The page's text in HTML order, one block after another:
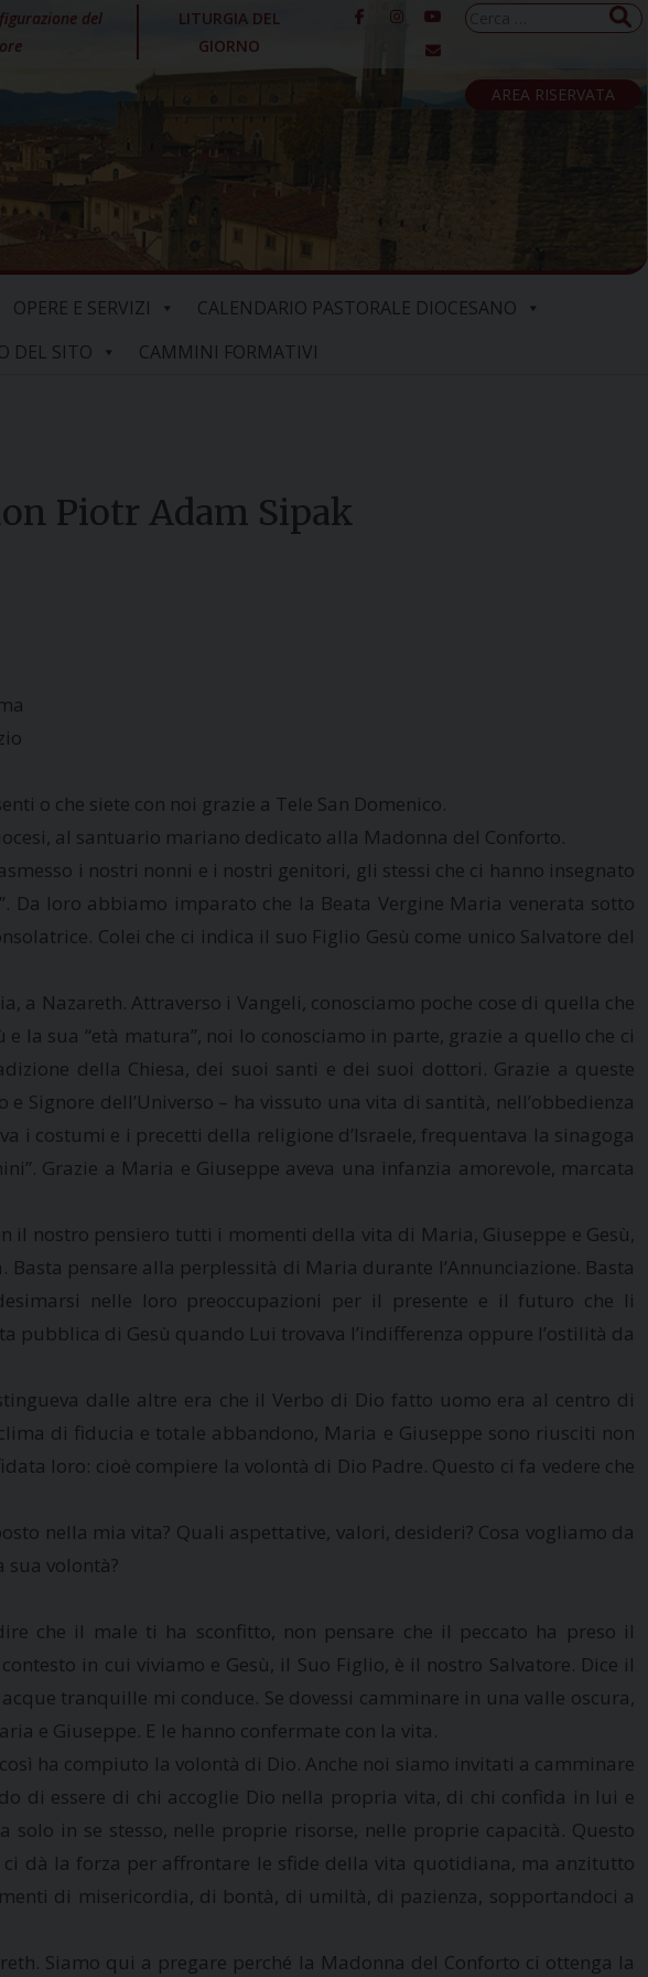
del
LITURGIA DEL
GIORNO
Ricerca
AREA RISERVATA
OPERE E SERVIZI
CALENDARIO PASTORALE DIOCESANO
DEL SITO CAMMINI FORMATIVI
Piotr Adam Sipak
o che siete con noi grazie a Tele San Domenico.
al santuario mariano dedicato alla Madonna del Conforto.
i nostri nonni e i nostri genitori, gli stessi che ci hanno insegnato
Da loro abbiamo imparato che la Beata Vergine Maria venerata sotto
Colei che ci indica il suo Figlio Gesù come unico Salvatore del
a Nazareth. Attraverso i Vangeli, conosciamo poche cose di quella che
la sua “età matura”, noi lo conosciamo in parte, grazie a quello che ci
della Chiesa, dei suoi santi e dei suoi dottori. Grazie a queste
Signore dell’Universo – ha vissuto una vita di santità, nell’obbedienza
i costumi e i precetti della religione d’Israele, frequentava la sinagoga
Grazie a Maria e Giuseppe aveva una infanzia amorevole, marcata
il nostro pensiero tutti i momenti della vita di Maria, Giuseppe e Gesù,
pensare alla perplessità di Maria durante l’Annunciazione. Basta
nelle loro preoccupazioni per il presente e il futuro che li
di Gesù quando Lui trovava l’indifferenza oppure l’ostilità da
dalle altre era che il Verbo di Dio fatto uomo era al centro di
di fiducia e totale abbandono, Maria e Giuseppe sono riusciti non
loro: cioè compiere la volontà di Dio Padre. Questo ci fa vedere che
nella mia vita? Quali aspettative, valori, desideri? Cosa vogliamo da
sua volontà?
che il male ti ha sconfitto, non pensare che il peccato ha preso il
in cui viviamo e Gesù, il Suo Figlio, è il nostro Salvatore. Dice il
tranquille mi conduce. Se dovessi camminare in una valle oscura,
e Giuseppe. E le hanno confermate con la vita.
ha compiuto la volontà di Dio. Anche noi siamo invitati a camminare
di essere di chi accoglie Dio nella propria vita, di chi confida in lui e
in se stesso, nelle proprie risorse, nelle proprie capacità. Questo
dà la forza per affrontare le sfide della vita quotidiana, ma anzitutto
di misericordia, di bontà, di umiltà, di pazienza, sopportandoci a
Siamo qui a pregare perché la Madonna del Conforto ci ottenga la